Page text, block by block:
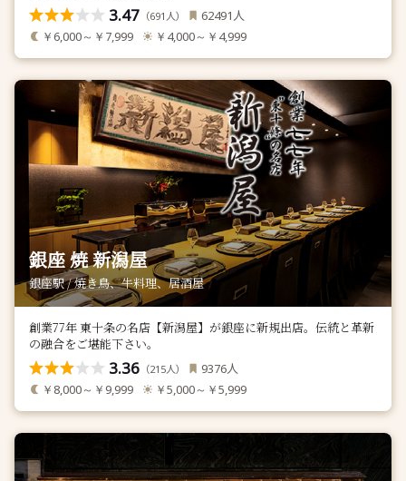
3.47 （691 人） 62491 人
￥6,000～￥7,999 ￥4,000～￥4,999
銀座 焼 新潟屋
銀座駅 / 焼き鳥、牛料理、居酒屋
創業77年 東十条の名店【新潟屋】が銀座に新規出店。伝統と革新
の融合をご堪能下さい。
3.36 （215人） 9376人
￥8,000～￥9,999 ￥5,000～￥5,999